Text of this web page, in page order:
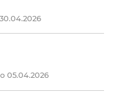
05.04.2026